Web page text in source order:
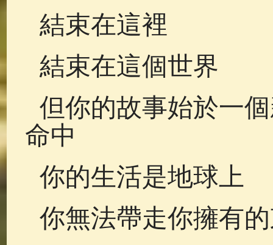
結束在這裡
結束在這個世界
但你的故事始於一
命中
你的生活是地球上
你無法帶走你擁有